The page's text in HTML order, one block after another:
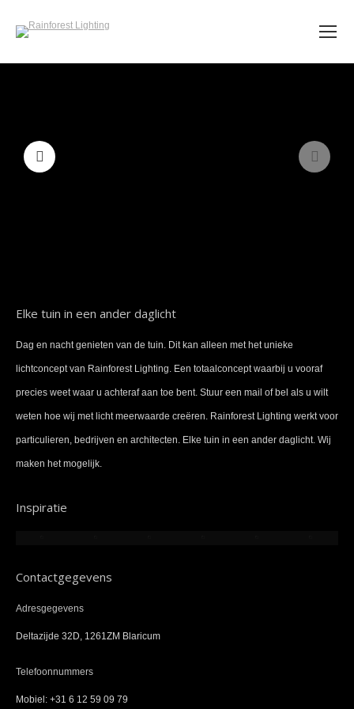
Elke tuin in een ander daglicht
Dag en nacht genieten van de tuin. Dit kan alleen met het unieke
lichtconcept van Rainforest Lighting. Een totaalconcept waarbij u vooraf
precies weet waar u achteraf aan toe bent. Stuur een mail of bel als u wilt
weten hoe wij met licht meerwaarde creëren. Rainforest Lighting werkt voor
particulieren, bedrijven en architecten. Elke tuin in een ander daglicht. Wij
maken het mogelijk.
Inspiratie
Contactgegevens
Adresgegevens
Deltazijde 32D, 1261ZM Blaricum
Telefoonnummers
Mobiel: +31 6 12 59 09 79